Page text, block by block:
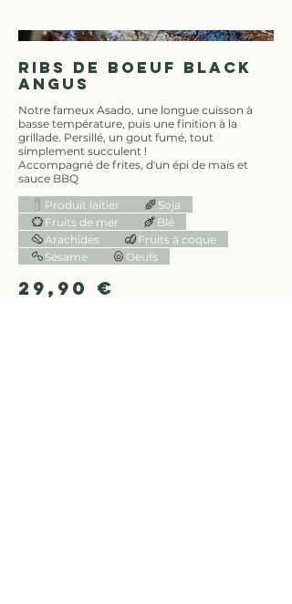
Ribs de boeuf Black
Angus
Notre fameux Asado, une longue cuisson à
basse température, puis une finition à la
grillade. Persillé, un gout fumé, tout
simplement succulent !
Accompagné de frites, d'un épi de maïs et
sauce BBQ
29,90 €
Produit laitier
Soja
Fruits de mer
Blé
Arachides
Fruits à coque
Sésame
Oeufs